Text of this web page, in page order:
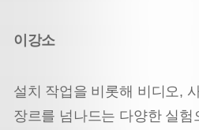
이강소
설치 작업을 비롯해 비디오,
장르를 넘나드는 다양한 실험